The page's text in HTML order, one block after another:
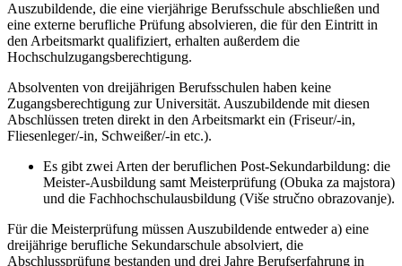
Auszubildende, die eine vierjährige Berufsschule abschließen und
eine externe berufliche Prüfung absolvieren, die für den Eintritt in
den Arbeitsmarkt qualifiziert, erhalten außerdem die
Hochschulzugangsberechtigung.
Absolventen von dreijährigen Berufsschulen haben keine
Zugangsberechtigung zur Universität. Auszubildende mit diesen
Abschlüssen treten direkt in den Arbeitsmarkt ein (Friseur/-in,
Fliesenleger/-in, Schweißer/-in etc.).
Es gibt zwei Arten der beruflichen Post-Sekundarbildung: die
Meister-Ausbildung samt Meisterprüfung (Obuka za majstora)
und die Fachhochschulausbildung (Više stručno obrazovanje).
Für die Meisterprüfung müssen Auszubildende entweder a) eine
dreijährige berufliche Sekundarschule absolviert, die
Abschlussprüfung bestanden und drei Jahre Berufserfahrung in